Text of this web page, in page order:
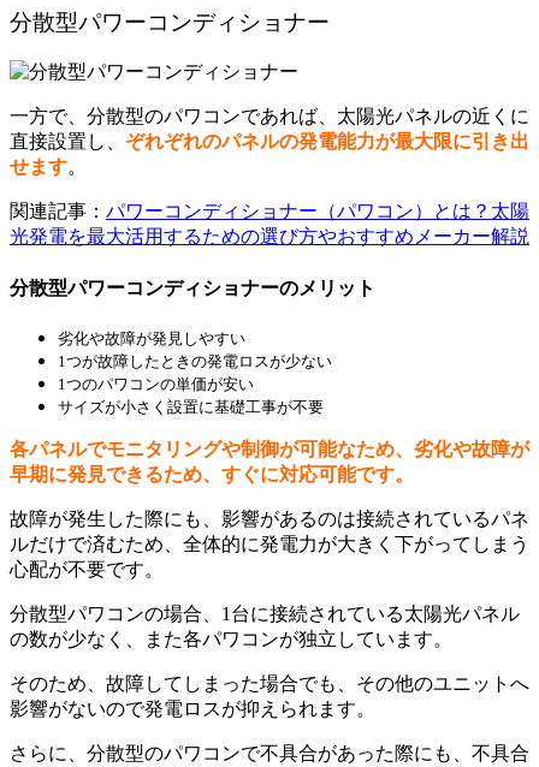
分散型パワーコンディショナー
一方で、分散型のパワコンであれば、太陽光パネルの近くに
直接設置し、 ぞれぞれのパネルの発電能力が最大限に引き出
せます。
関連記事： パワーコンディショナー（パワコン）とは？太陽
光発電を最大活用するための選び方やおすすめメーカー解説
分散型パワーコンディショナーのメリット
劣化や故障が発見しやすい
1つが故障したときの発電ロスが少ない
1つのパワコンの単価が安い
サイズが小さく設置に基礎工事が不要
各パネルでモニタリングや制御が可能なため、劣化や故障が
早期に発見できるため、すぐに対応可能です。
故障が発生した際にも、影響があるのは接続されているパネ
ルだけで済むため、全体的に発電力が大きく下がってしまう
心配が不要です。
分散型パワコンの場合、1台に接続されている太陽光パネル
の数が少なく、また各パワコンが独立しています。
そのため、故障してしまった場合でも、その他のユニットへ
影響がないので発電ロスが抑えられます。
さらに、分散型のパワコンで不具合があった際にも、不具合